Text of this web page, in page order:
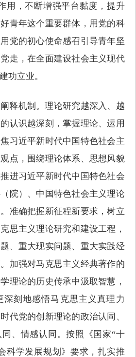
用，不断增强平台黏度，提升
青年这个重要群体，用党的科
党的初心使命感召引导青年坚
走，在全面建设社会主义现代
功立业。
释机制。理论研究越深入、越
认识越深刻，掌握理论、运用
习近平新时代中国特色社会主
点，围绕理论体系、思想风貌
进习近平新时代中国特色社会
院）、中国特色社会主义理论
准确把握新征程新要求，树立
思主义理论研究和建设工程，
、重大现实问题、重大实践经
加强对马克思主义经典著作的
理论的历史传承中汲取智慧，
深刻地感悟马克思主义真理力
代党的创新理论的政治认同、
、情感认同。按照《国家“十
科学发展规划》要求，扎实推